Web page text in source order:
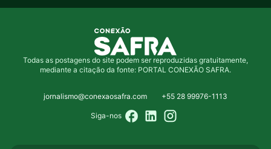
Todas as postagens do site podem ser reproduzidas gratuitamente,
mediante a citação da fonte: PORTAL CONEXÃO SAFRA.
jornalismo@conexaosafra.com +55 28 99976-1113
Siga-nos